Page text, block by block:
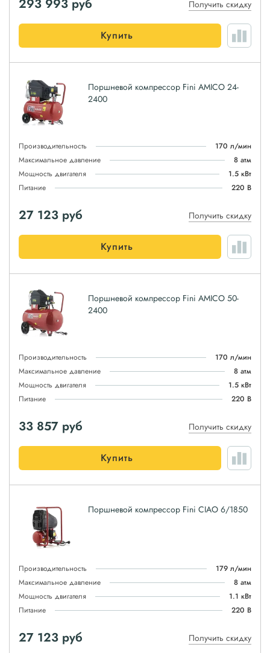
293 993 руб Получить скидку
Купить
Поршневой компрессор Fini AMICO 24-
2400
Производительность
170 л/мин
Максимальное давление
8 атм
Мощность двигателя
1.5 кВт
Питание
220 В
27 123 руб Получить скидку
Купить
Поршневой компрессор Fini AMICO 50-
2400
Производительность
170 л/мин
Максимальное давление
8 атм
Мощность двигателя
1.5 кВт
Питание
220 В
33 857 руб Получить скидку
Купить
Поршневой компрессор Fini CIAO 6/1850
Производительность
179 л/мин
Максимальное давление
8 атм
Мощность двигателя
1.1 кВт
Питание
220 В
27 123 руб Получить скидку